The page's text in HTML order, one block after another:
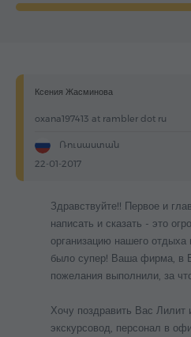
Ксения Жасминова
oxana197413 at rambler dot ru
Ռուսաստան
22-01-2017
Здравствуйте!! Первое и
написать и сказать - это
организацию нашего отдыха
было супер! Ваша фирма, в
пожелания выполнили, за
Хочу поздравить Вас
экскурсовод, персонал в